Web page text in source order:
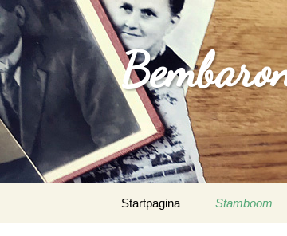
naar
Startpagina Stamboom